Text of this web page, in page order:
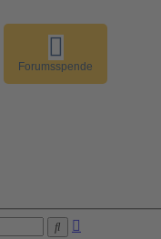
Forumsspende
Suche